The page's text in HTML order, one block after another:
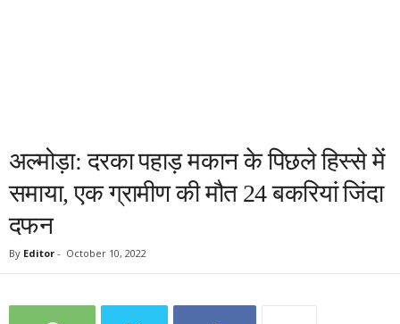
अल्मोड़ा: दरका पहाड़ मकान के पिछले हिस्से में
समाया, एक ग्रामीण की मौत 24 बकरियां जिंदा
दफन
By Editor - October 10, 2022